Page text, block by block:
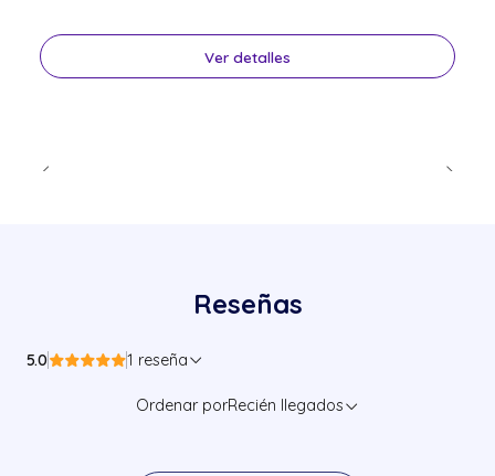
Ver detalles
Reseñas
5.0 1 reseña
Ordenar porRecién llegados